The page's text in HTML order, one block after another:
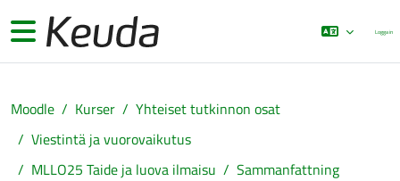
Sidopanel Logga in
Moodle Kurser
Yhteiset tutkinnon osat
Viestintä ja vuorovaikutus
MLLO25 Taide ja luova ilmaisu
Sammanfattning